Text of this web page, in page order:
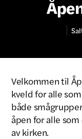
Velkommen til
kveld for alle
både
åpen for alle
av kirken.